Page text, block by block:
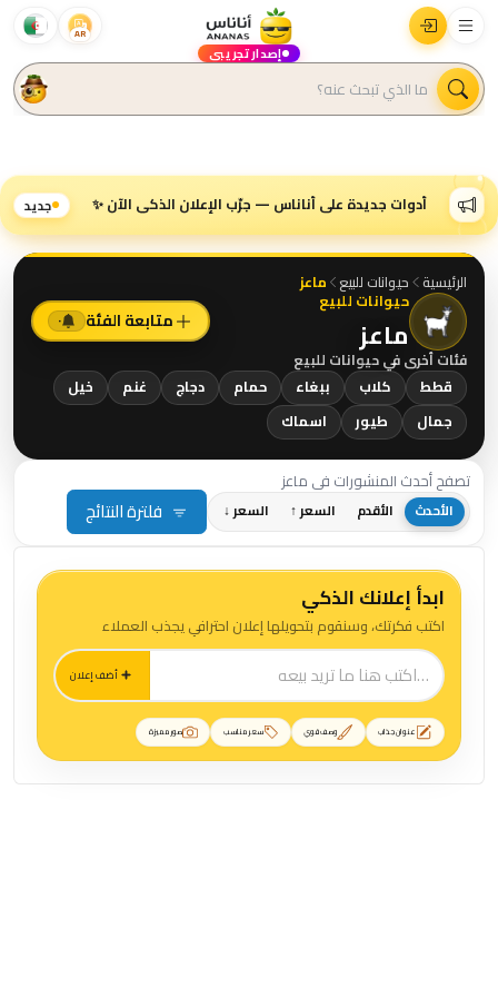
AR
إصدار تجريبي
أدوات جديدة على أناناس — جرّب الإعلان الذكي الآن ✨ جديد
الرئيسية حيوانات للبيع ماعز
حيوانات للبيع
ماعز متابعة الفئة ٠
فئات أخرى فيحيوانات للبيع
قطط
كلاب ببغاء حمام دجاج غنم
خيل
جمال
طيور اسماك
تصفح أحدث المنشورات في ماعز
الأحدث الأقدم السعر ↑ السعر ↓ فلترة النتائج
ابدأ إعلانك الذكي
اكتب فكرتك، وسنقوم بتحويلها إعلان احترافي يجذب العملاء
أضف إعلان
عنوان جذاب وصف قوي سعر مناسب صور مميزة